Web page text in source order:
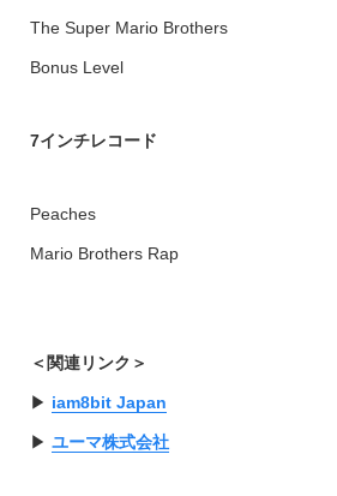
The Super Mario Brothers
Bonus Level
7インチレコード
Peaches
Mario Brothers Rap
＜関連リンク＞
▶︎ iam8bit Japan
▶︎ ユーマ株式会社